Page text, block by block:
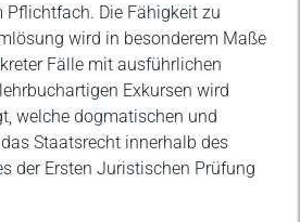
Die Fähigkeit zu
wird in besonderem Maße
Fälle mit ausführlichen
Exkursen wird
welche dogmatischen und
Staatsrecht innerhalb des
der Ersten Juristischen Prüfung